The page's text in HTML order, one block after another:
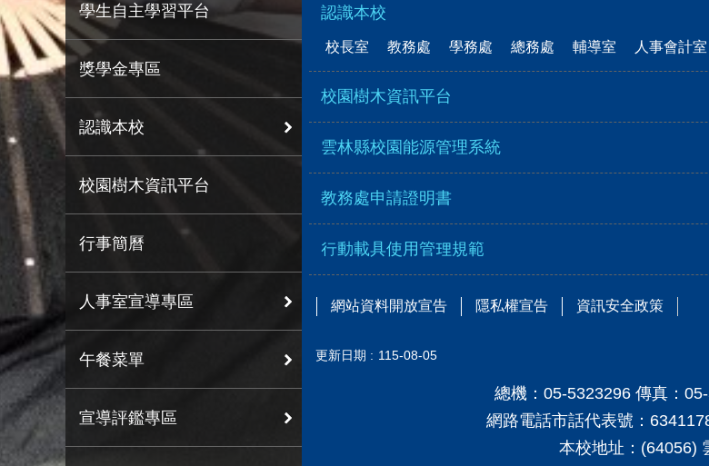
學生自主學習平台
獎學金專區
認識本校
校園樹木資訊平台
行事簡曆
人事室宣導專區
午餐菜單
宣導評鑑專區
認識本校
校長室 教務處 學務處 總務處 輔導室 人事會計室
校園樹木資訊平台
雲林縣校園能源管理系統
教務處申請證明書
行動載具使用管理規範
網站資料開放宣告 隱私權宣告 資訊安全政策
更新日期 115-08-05
總機：05-5323296 傳真：
網路電話市話代表號：
本校地址：(64056)